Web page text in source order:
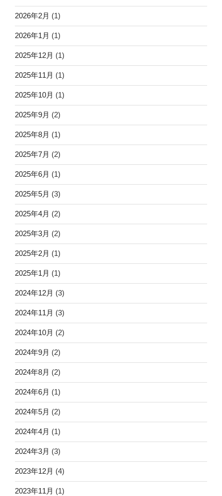
2026年2月 (1)
2026年1月 (1)
2025年12月 (1)
2025年11月 (1)
2025年10月 (1)
2025年9月 (2)
2025年8月 (1)
2025年7月 (2)
2025年6月 (1)
2025年5月 (3)
2025年4月 (2)
2025年3月 (2)
2025年2月 (1)
2025年1月 (1)
2024年12月 (3)
2024年11月 (3)
2024年10月 (2)
2024年9月 (2)
2024年8月 (2)
2024年6月 (1)
2024年5月 (2)
2024年4月 (1)
2024年3月 (3)
2023年12月 (4)
2023年11月 (1)